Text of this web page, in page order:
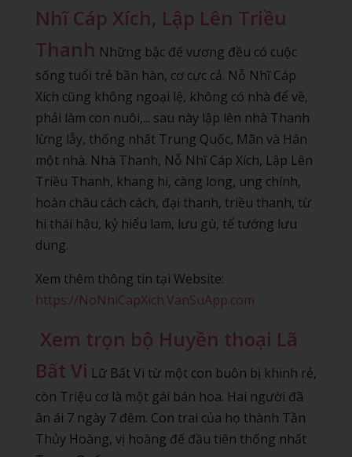
Nhĩ Cáp Xích, Lập Lên Triều
Thanh Những bậc đế vương đều có cuộc
sống tuổi trẻ bần hàn, cơ cực cả. Nỗ Nhĩ Cáp
Xích cũng không ngoại lệ, không có nhà để về,
phải làm con nuôi,... sau này lập lên nhà Thanh
lừng lẫy, thống nhất Trung Quốc, Mãn và Hán
một nhà. Nhà Thanh, Nỗ Nhĩ Cáp Xích, Lập Lên
Triều Thanh, khang hi, càng long, ung chính,
hoàn châu cách cách, đại thanh, triều thanh, từ
hi thái hậu, kỷ hiểu lam, lưu gù, tể tướng lưu
dung.
Xem thêm thông tin tại Website:
https://NoNhiCapXich.VanSuApp.com
Xem trọn bộ Huyền thoại Lã
Bất Vi Lữ Bất Vi từ một con buôn bị khinh rẻ,
còn Triệu cơ là một gái bán hoa. Hai người đã
ân ái 7 ngày 7 đêm. Con trai của họ thành Tần
Thủy Hoàng, vị hoàng đế đầu tiên thống nhất